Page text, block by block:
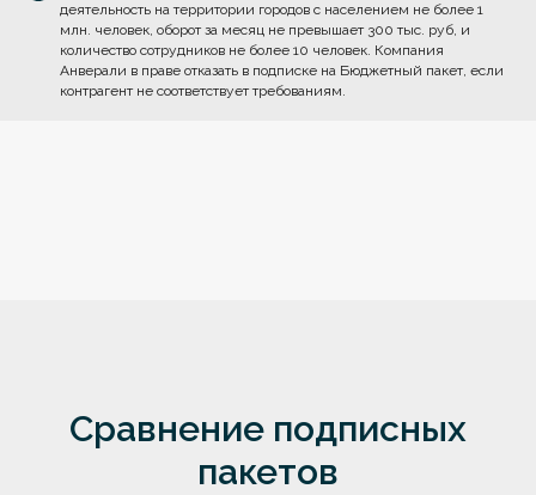
деятельность на территории городов с населением не более 1
млн. человек, оборот за месяц не превышает 300 тыс. руб, и
количество сотрудников не более 10 человек. Компания
Анверали в праве отказать в подписке на Бюджетный пакет, если
контрагент не соответствует требованиям.
Сравнение подписных
пакетов